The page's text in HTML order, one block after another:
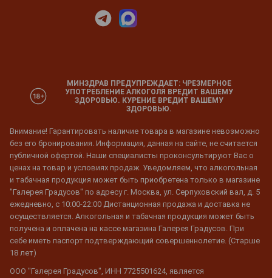
МИНЗДРАВ ПРЕДУПРЕЖДАЕТ: ЧРЕЗМЕРНОЕ
УПОТРЕБЛЕНИЕ АЛКОГОЛЯ ВРЕДИТ ВАШЕМУ
ЗДОРОВЬЮ. КУРЕНИЕ ВРЕДИТ ВАШЕМУ
ЗДОРОВЬЮ.
Внимание! Гарантировать наличие товара в магазине невозможно
без его бронирования. Информация, данная на сайте, не считается
публичной офертой. Наши специалисты проконсультируют Вас о
ценах на товар и условиях продаж. Уведомляем, что алкогольная
и табачная продукция может быть приобретена только в магазине
"Галерея Градусов" по адресу г. Москва, ул. Серпуховский вал, д. 5
ежедневно, с 10:00-22:00 Дистанционная продажа и доставка не
осуществляется. Алкогольная и табачная продукция может быть
получена и оплачена на кассе магазина Галерея Градусов. При
себе иметь паспорт подтверждающий совершеннолетие. (Старше
18 лет)
ООО "Галерея Градусов", ИНН 7725501624, является